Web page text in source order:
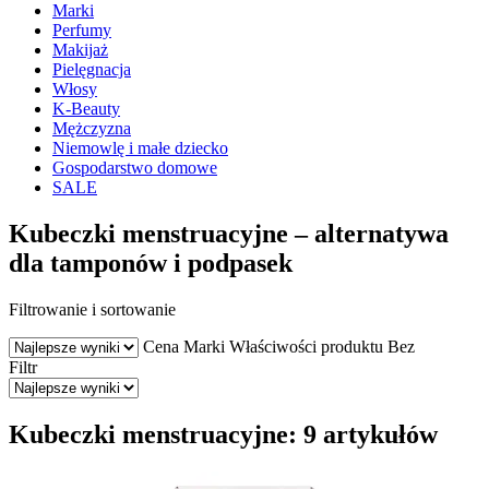
Marki
Perfumy
Makijaż
Pielęgnacja
Włosy
K-Beauty
Mężczyzna
Niemowlę i małe dziecko
Gospodarstwo domowe
SALE
Kubeczki menstruacyjne – alternatywa
dla tamponów i podpasek
Filtrowanie i sortowanie
Cena Marki Właściwości produktu Bez
Filtr
Kubeczki menstruacyjne: 9 artykułów